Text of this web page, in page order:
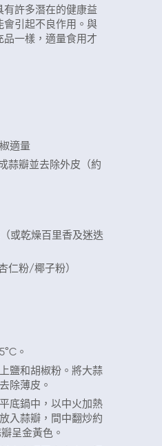
有許多潛在的健康益
會引起不良作用。與
品一樣，適量食用才
適量
蒜瓣並去除外皮（約
或乾燥百里香及迷迭
仁粉/椰子粉）
。
鹽和胡椒粉。將大蒜
除薄皮。
底鍋中，以中火加熱
入蒜瓣，間中翻炒約
呈金黃色。